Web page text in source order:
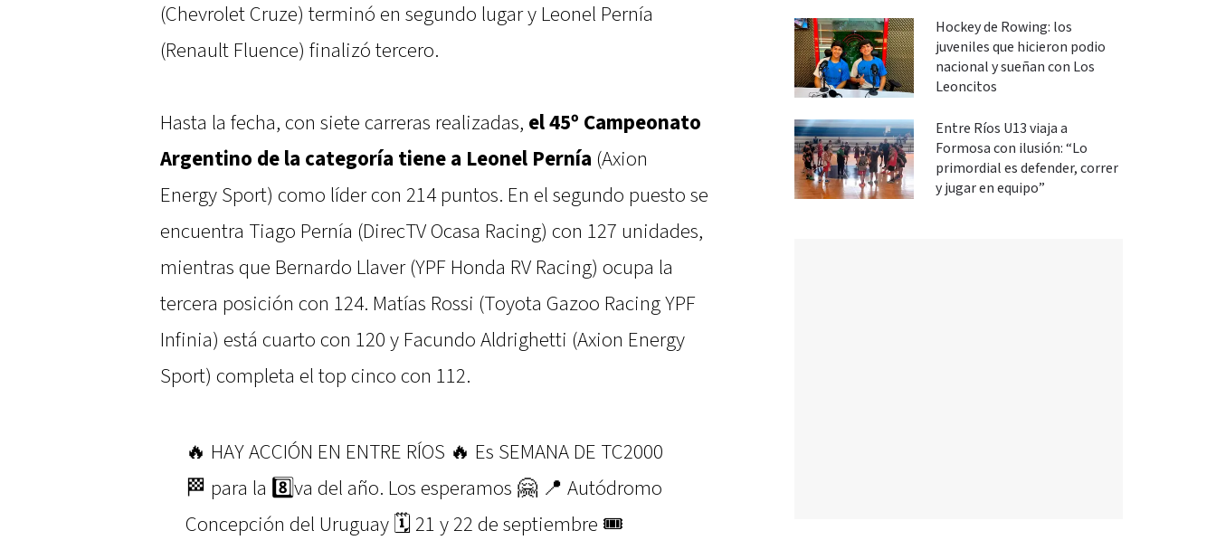
(Chevrolet Cruze) terminó en segundo lugar y Leonel Pernía
(Renault Fluence) finalizó tercero.
Hasta la fecha, con siete carreras realizadas, el 45º Campeonato
Argentino de la categoría tiene a Leonel Pernía (Axion
Energy Sport) como líder con 214 puntos. En el segundo puesto se
encuentra Tiago Pernía (DirecTV Ocasa Racing) con 127 unidades,
mientras que Bernardo Llaver (YPF Honda RV Racing) ocupa la
tercera posición con 124. Matías Rossi (Toyota Gazoo Racing YPF
Infinia) está cuarto con 120 y Facundo Aldrighetti (Axion Energy
Sport) completa el top cinco con 112.
🔥 HAY ACCIÓN EN ENTRE RÍOS 🔥 Es SEMANA DE TC2000
🏁 para la 8️⃣va del año. Los esperamos 🤗 📍 Autódromo
Concepción del Uruguay 🗓️ 21 y 22 de septiembre 🎟
Hockey de Rowing: los
juveniles que hicieron podio
nacional y sueñan con Los
Leoncitos
Entre Ríos U13 viaja a
Formosa con ilusión: “Lo
primordial es defender, correr
y jugar en equipo”